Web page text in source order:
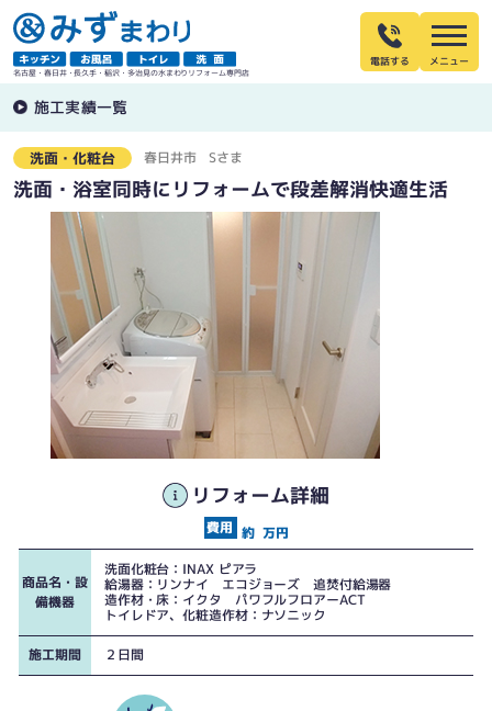
名古屋・春日井・長久手・稲沢・多治見の水まわりリフォーム専門店
電話する
施工実績一覧
洗面・化粧台 春日井市 Sさま
洗面・浴室同時にリフォームで段差解消快適生活
リフォーム詳細
約 万円
商品名・設
備機器
洗面化粧台：INAX ピアラ
給湯器：リンナイ エコジョーズ 追焚付給湯器
造作材・床：イクタ パワフルフロアーACT
トイレドア、化粧造作材：ナソニック
施工期間 ２日間